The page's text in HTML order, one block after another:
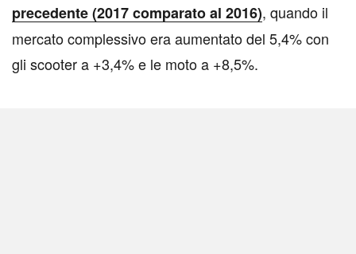
precedente (2017comparato al 2016), quando il
mercato complessivo era aumentato del 5,4% con
gli scooter a +3,4% e le moto a +8,5%.